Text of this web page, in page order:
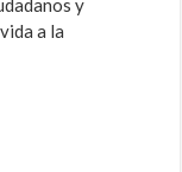
y
a la